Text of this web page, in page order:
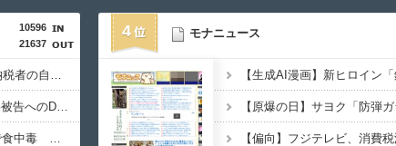
10596
21637
国税局職員（25）、税務調査で知り合った納税者の自宅に出入りしお小遣い1億5000万円頂戴するwww
【芸能】元EXILE・黒木啓司、妻・宮崎麗果被告へのDV事案で逮捕されていた 宮崎は全身打撲、頭部裂傷及び打撲、頸部損傷の怪我
ドン・キホーテ露店「うなぎのかば焼き」で食中毒 男女14人が発熱や腹痛など訴え…サルモネラ属の菌検出
4 モナニュース